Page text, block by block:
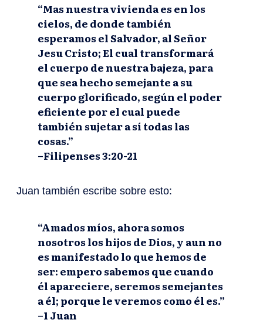
“Mas nuestra vivienda es en los
cielos, de donde también
esperamos el Salvador, al Señor
Jesu Cristo; El cual transformará
el cuerpo de nuestra bajeza, para
que sea hecho semejante a su
cuerpo glorificado, según el poder
eficiente por el cual puede
también sujetar a sí todas las
cosas.”
–Filipenses 3:20-21
Juan también escribe sobre esto:
“Amados míos, ahora somos
nosotros los hijos de Dios, y aun no
es manifestado lo que hemos de
ser: empero sabemos que cuando
él apareciere, seremos semejantes
a él; porque le veremos como él es.”
–1 Juan